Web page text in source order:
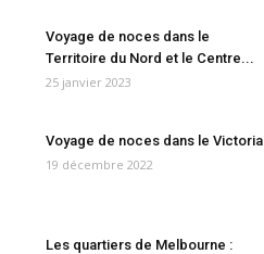
Voyage de noces dans le
Territoire du Nord et le Centre...
25 janvier 2023
Voyage de noces dans le Victoria
19 décembre 2022
Les quartiers de Melbourne :